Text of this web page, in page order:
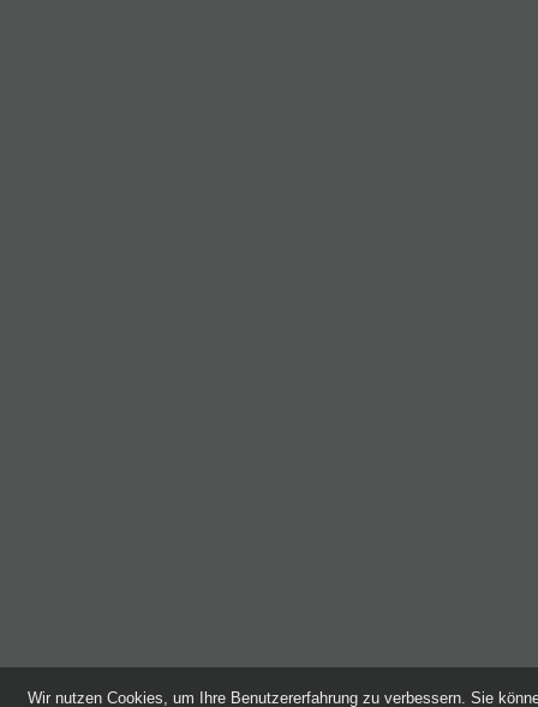
Wir nutzen Cookies, um Ihre Benutzererfahrung zu verbessern. Sie